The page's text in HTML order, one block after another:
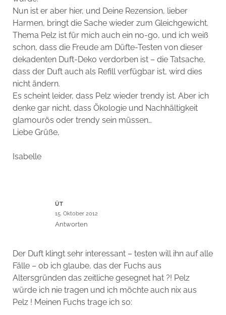
Nun ist er aber hier, und Deine Rezension, lieber
Harmen, bringt die Sache wieder zum Gleichgewicht.
Thema Pelz ist für mich auch ein no-go, und ich weiß
schon, dass die Freude am Düfte-Testen von dieser
dekadenten Duft-Deko verdorben ist – die Tatsache,
dass der Duft auch als Refill verfügbar ist, wird dies
nicht ändern.
Es scheint leider, dass Pelz wieder trendy ist. Aber ich
denke gar nicht, dass Ökologie und Nachhältigkeit
glamourös oder trendy sein müssen…
Liebe Grüße,
Isabelle
ÜT
15. Oktober 2012
Antworten
Der Duft klingt sehr interessant – testen will ihn auf alle
Fälle – ob ich glaube, das der Fuchs aus
Altersgründen das zeitliche gesegnet hat ?! Pelz
würde ich nie tragen und ich möchte auch nix aus
Pelz ! Meinen Fuchs trage ich so: